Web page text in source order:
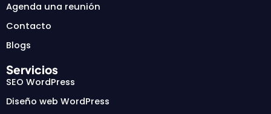
Agenda una reunión
Contacto
Blogs
Servicios
SEO WordPress
Diseño web WordPress